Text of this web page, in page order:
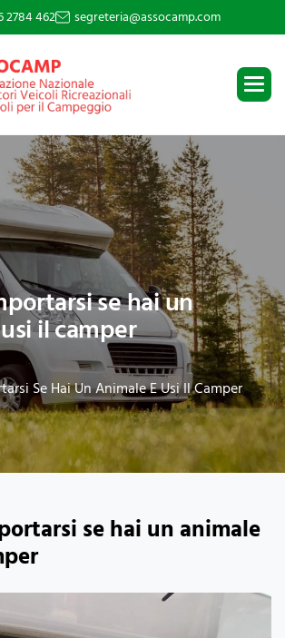
2784 462 segreteria@assocamp.com
se hai un
il camper
Se Hai Un Animale E Usi Il Camper
se hai un animale